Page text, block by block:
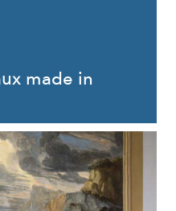
made in